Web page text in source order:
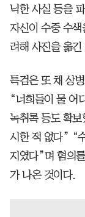
닉한 사실 등을
자신이 수중 수
려해 사진을 옮긴
특검은 또 채 상
“너희들이 물 어
녹취록 등도 확보
시한 적 없다” “
지였다”며 혐의
가 나온 것이다.